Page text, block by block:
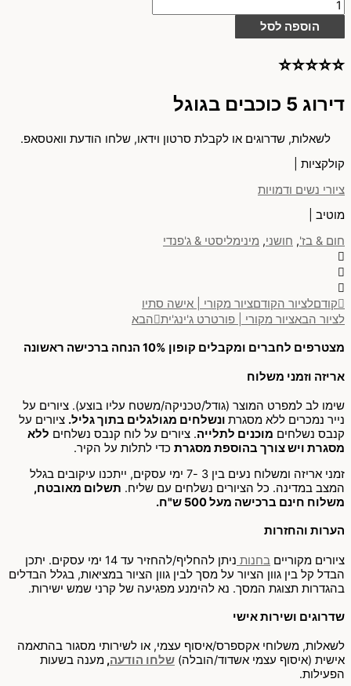
הוספה לסל
⭐⭐⭐⭐⭐
דירוג 5 כוכבים בגוגל
לשאלות, שדרוגים או לקבלת סרטון וידאו, שלחו הודעת וואטסאפ.
קולקציות |
ציורי נשים ודמויות
מוטיב |
חום & בז', חושני, מינימליסטי & ג'פנדי
קודםלציור הקודםציור מקורי | אישה סתיו
לציור הבאציור מקורי | פורטרט ג'ינג'ית הבא
מצטרפים לחברים ומקבלים קופון 10% הנחה ברכישה ראשונה
אריזה וזמני משלוח
שימו לב למפרט המוצר (גודל/טכניקה/משטח עליו בוצע). ציורים על
נייר נמכרים ללא מסגרת ונשלחים מגולגלים בתוך גליל. ציורים על
קנבס נשלחים מוכנים לתלייה. ציורים על לוח קנבס נשלחים ללא
מסגרת ויש צורך בהוספת מסגרת כדי לתלות על הקיר.
זמני אריזה ומשלוח נעים בין 3 -7 ימי עסקים, ייתכנו עיקובים בגלל
המצב במדינה. כל הציורים נשלחים עם שליח. תשלום מאובטח,
משלוח חינם ברכישה מעל 500 ש"ח.
הערות והחזרות
ציורים מקוריים בחנות
ניתן להחליף/להחזיר עד 14 ימי עסקים. יתכן
הבדל קל בין גוון הציור על מסך לבין גוון הציור במציאות, בגלל הבדלים
בהגדרות תצוגת המסך. נא להימנע מפגיעה של קרני שמש ישירות.
שדרוגים ושירות אישי
לשאלות, משלוחי אקספרס/איסוף עצמי, או לשירותי מסגור בהתאמה
אישית (איסוף עצמי אשדוד/הובלה) שלחו הודעה, מענה בשעות
הפעילות.